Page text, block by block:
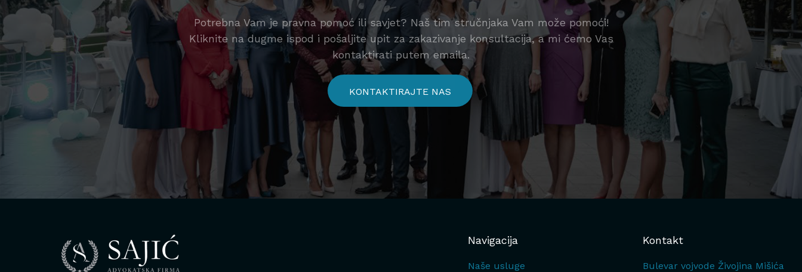
Potrebna Vam je pravna pomoć ili savjet? Naš tim stručnjaka Vam može pomoći!
Kliknite na dugme ispod i pošaljite upit za zakazivanje konsultacija, a mi ćemo Vas
kontaktirati putem emaila.
KONTAKTIRAJTE NAS
Navigacija
Naše usluge
Kontakt
Bulevar vojvode Živojina Mišića